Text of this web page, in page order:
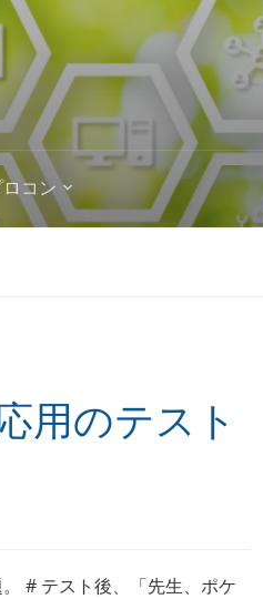
コン
用のテスト
# テスト後、「先生、ポケ